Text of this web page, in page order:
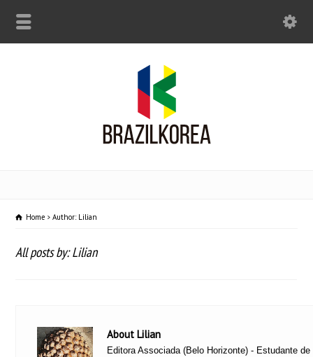
Home Author: Lilian
All posts by: Lilian
About Lilian
Editora Associada (Belo Horizonte) - Estudante de